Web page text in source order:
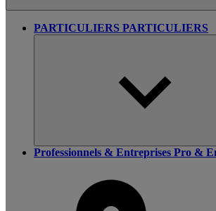
PARTICULIERS PARTICULIERS
Professionnels & Entreprises Pro &